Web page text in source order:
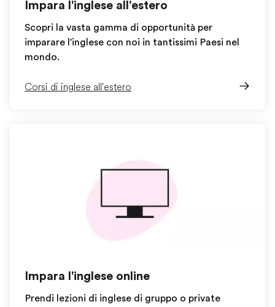
Impara l'inglese all'estero
Scopri la vasta gamma di opportunità per
imparare l'inglese con noi in tantissimi Paesi nel
mondo.
Corsi di inglese all'estero
Impara l'inglese online
Prendi lezioni di inglese di gruppo o private